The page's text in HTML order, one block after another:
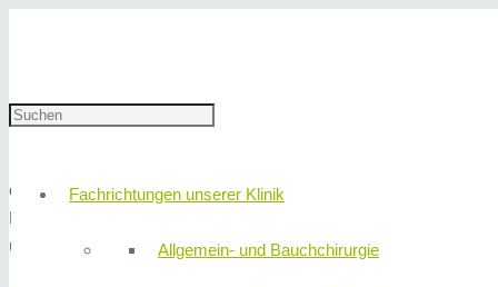
Fachrichtungen unserer Klinik
Allgemein- und Bauchchirurgie
Ösophagusmanometrie
die Drucksonden-Messung der Speiseröhre ist eine
Dies dient der Abklärung von unklaren, nicht herzbedingten
unkoordinierten Zusammenarbeiten des Speiseröhrenmuskels.